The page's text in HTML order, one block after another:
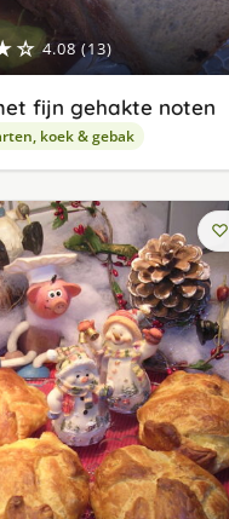
4.08 (13)
fijn gehakte noten
koek & gebak